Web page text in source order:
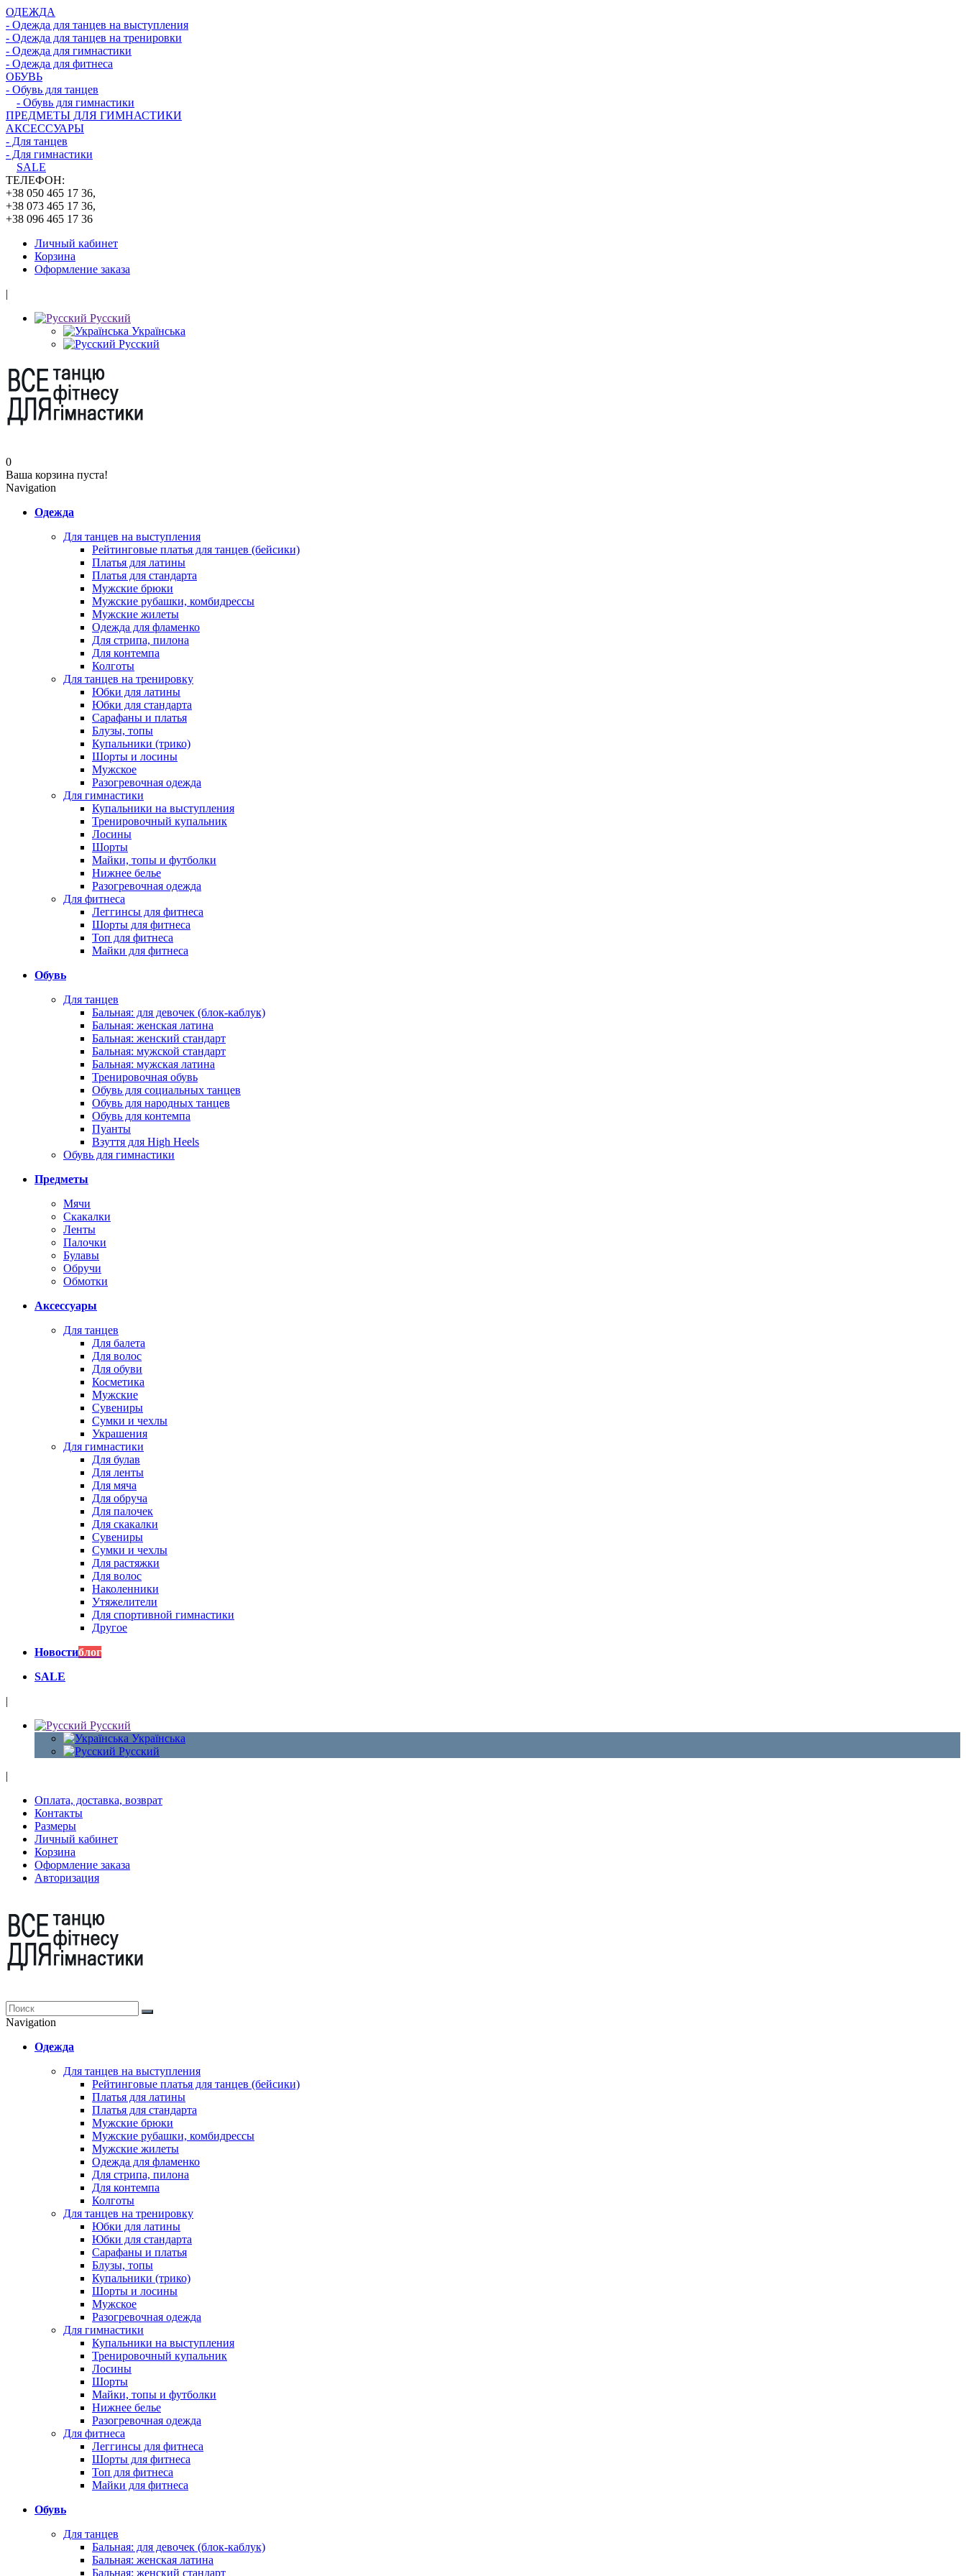
ОДЕЖДА
- Одежда для танцев на выступления
- Одежда для танцев на тренировки
- Одежда для гимнастики
- Одежда для фитнеса
ОБУВЬ
- Обувь для танцев
- Обувь для гимнастики
ПРЕДМЕТЫ ДЛЯ ГИМНАСТИКИ
АКСЕССУАРЫ
- Для танцев
- Для гимнастики
SALE
ТЕЛЕФОН:
+38 050 465 17 36,
+38 073 465 17 36,
+38 096 465 17 36
Личный кабинет
Корзина
Оформление заказа
|
Русский
Українська
Русский
0
Ваша корзина пуста!
Navigation
Одежда
Для танцев на выступления
Рейтинговые платья для танцев (бейсики)
Платья для латины
Платья для стандарта
Мужские брюки
Мужские рубашки, комбидрессы
Мужские жилеты
Одежда для фламенко
Для стрипа, пилона
Для контемпа
Колготы
Для танцев на тренировку
Юбки для латины
Юбки для стандарта
Сарафаны и платья
Блузы, топы
Купальники (трико)
Шорты и лосины
Мужское
Разогревочная одежда
Для гимнастики
Купальники на выступления
Тренировочный купальник
Лосины
Шорты
Майки, топы и футболки
Нижнее белье
Разогревочная одежда
Для фитнеса
Леггинсы для фитнеса
Шорты для фитнеса
Топ для фитнеса
Майки для фитнеса
Обувь
Для танцев
Бальная: для девочек (блок-каблук)
Бальная: женская латина
Бальная: женский стандарт
Бальная: мужской стандарт
Бальная: мужская латина
Тренировочная обувь
Обувь для социальных танцев
Обувь для народных танцев
Обувь для контемпа
Пуанты
Взуття для High Heels
Обувь для гимнастики
Предметы
Мячи
Скакалки
Ленты
Палочки
Булавы
Обручи
Обмотки
Аксессуары
Для танцев
Для балета
Для волос
Для обуви
Косметика
Мужские
Сувениры
Сумки и чехлы
Украшения
Для гимнастики
Для булав
Для ленты
Для мяча
Для обруча
Для палочек
Для скакалки
Сувениры
Сумки и чехлы
Для растяжки
Для волос
Наколенники
Утяжелители
Для спортивной гимнастики
Другое
Новостиблог
SALE
|
Русский
Українська
Русский
|
Оплата, доставка, возврат
Контакты
Размеры
Личный кабинет
Корзина
Оформление заказа
Авторизация
Navigation
Одежда
Для танцев на выступления
Рейтинговые платья для танцев (бейсики)
Платья для латины
Платья для стандарта
Мужские брюки
Мужские рубашки, комбидрессы
Мужские жилеты
Одежда для фламенко
Для стрипа, пилона
Для контемпа
Колготы
Для танцев на тренировку
Юбки для латины
Юбки для стандарта
Сарафаны и платья
Блузы, топы
Купальники (трико)
Шорты и лосины
Мужское
Разогревочная одежда
Для гимнастики
Купальники на выступления
Тренировочный купальник
Лосины
Шорты
Майки, топы и футболки
Нижнее белье
Разогревочная одежда
Для фитнеса
Леггинсы для фитнеса
Шорты для фитнеса
Топ для фитнеса
Майки для фитнеса
Обувь
Для танцев
Бальная: для девочек (блок-каблук)
Бальная: женская латина
Бальная: женский стандарт